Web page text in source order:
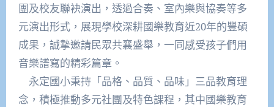
團及校友聯袂演出，透過合奏、室內樂與協奏等多
元演出形式，展現學校深耕國樂教育近20年的豐碩
成果，誠摯邀請民眾共襄盛舉，一同感受孩子們用
音樂譜寫的精彩篇章。
永定國小秉持「品格、品質、品味」三品教育理
念，積極推動多元社團及特色課程，其中國樂教育